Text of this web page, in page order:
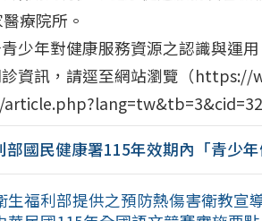
療院所。
少年對健康服務資源之認識與運
資訊，請逕至網站瀏覽（https://
部國民健康署115年效期內「青少
生福利部提供之預防熱傷害衛教宣